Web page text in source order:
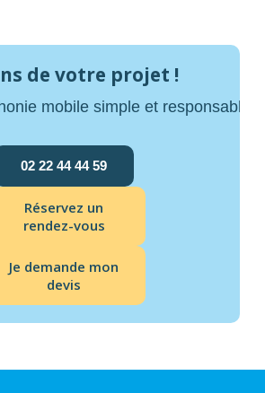
de votre projet !
mobile simple et responsable
02 22 44 44 59
Réservez un
rendez-vous
Je demande mon
devis